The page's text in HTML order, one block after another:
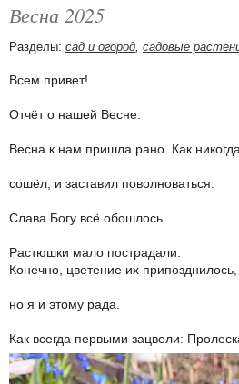
Весна 2025
Разделы: сад и огород, садовые
Всем привет!
Отчёт о нашей Весне.
Весна к нам пришла рано. Как
сошёл, и заставил поволноваться.
Слава Богу всё обошлось.
Растюшки мало пострадали.
Конечно, цветение их припозднилось,
но я и этому рада.
Как всегда первыми зацвели: